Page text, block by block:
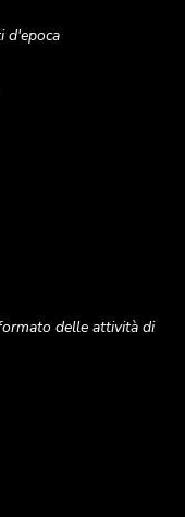
d'epoca
delle attività di